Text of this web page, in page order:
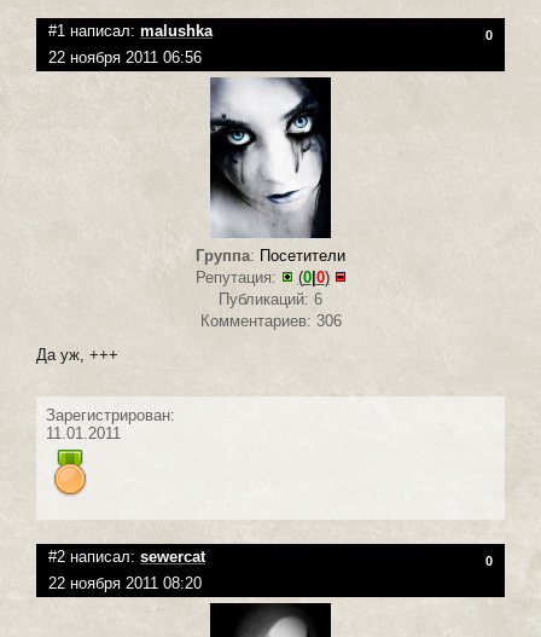
#1 написал: malushka 0
22 ноября 2011 06:56
Группа: Посетители
Репутация:
(0| 0)
Публикаций: 6
Комментариев: 306
Да уж, +++
Зарегистрирован:
11.01.2011
#2 написал: sewercat 0
22 ноября 2011 08:20